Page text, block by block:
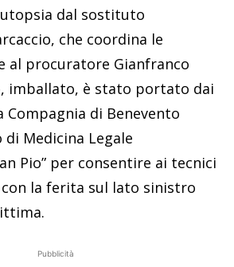
dal sostituto
che coordina le
al procuratore Gianfranco
imballato, è stato portato dai
Compagnia di Benevento
Medicina Legale
Pio” per consentire ai tecnici
la ferita sul lato sinistro
Pubblicità